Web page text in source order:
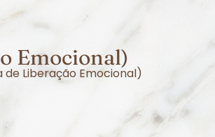
Emocional)
Liberação Emocional)